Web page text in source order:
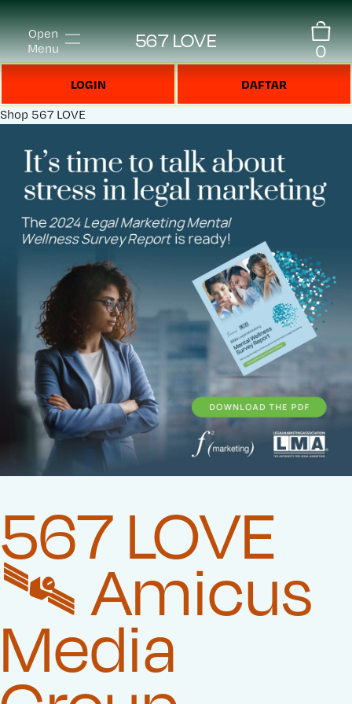
Open
Menu
567 LOVE 0
LOGIN DAFTAR
Shop 567 LOVE
567 LOVE
🛰️‍ Amicus
Media